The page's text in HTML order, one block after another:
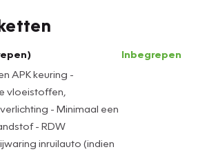
alle belangrijke functies en geeft
op de weg houden, want het audio-
dab!) kunt u bedienen vanaf het
control verwarmt of koelt het
op de knop. Met de aanwezige
u altijd zeker of het past. De
verlichting en regensensor
APK keuring -
vloeistoffen,
- Minimaal een
- RDW
inruilauto (indien
Inbegrepen